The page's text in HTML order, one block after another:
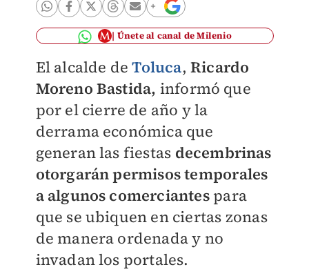
Únete al canal de Milenio
El alcalde deToluca, Ricardo
Moreno Bastida, informó que
por el cierre de año y la
derrama económica que
generan las fiestas decembrinas
otorgarán permisos temporales
a algunos comerciantespara
que se ubiquen en ciertas zonas
de manera ordenada y no
invadan los portales.